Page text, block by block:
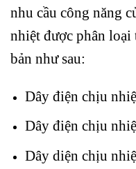
nhu cầu công năng
nhiệt được phân
bản như sau:
Dây điện chịu
Dây điện chịu
Dây diện chịu